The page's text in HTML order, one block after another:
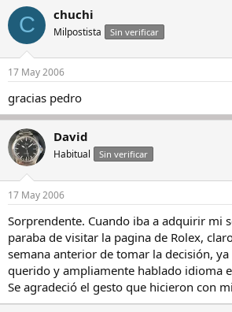
C chuchi
Milpostista Sin verificar
17 May 2006
gracias pedro
David
Habitual Sin verificar
17 May 2006
Sorprendente. Cuando iba a adquirir mi
paraba de visitar la pagina de Rolex,
semana anterior de tomar la decisión,
querido y ampliamente hablado idioma
Se agradeció el gesto que hicieron con